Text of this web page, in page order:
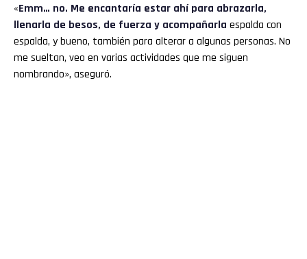
«Emm… no. Me encantaría estar ahí para abrazarla,
llenarla de besos, de fuerza y acompañarla espalda con
espalda, y bueno, también para alterar a algunas personas. No
me sueltan, veo en varias actividades que me siguen
nombrando», aseguró.